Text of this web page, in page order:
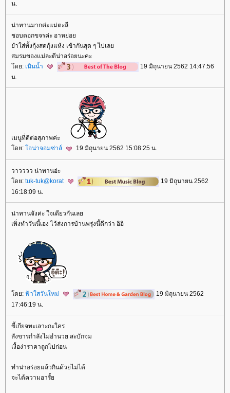
น.
น่าทานมากค่ะแม่ตะลี
ชอบดอกขจรค่ะ อาหย่อ
ำใส่ทั้งกุ้งสดกุ้งแห้ง เข้ากันสุด ๆ ไปเล
สมรมของแม่ละตีน่าอร่อยนะคะ
ดย: เนินน้ำ
19 มิถุนายน 2562 14:47:56
น.
เมนูที่ดีต่อสุภาพค่ะ
ดย: อน่าจอมซ่าส์ 19 มิถุนายน 2562 15:08:25 น.
วาวววว น่าทานอ่ะ
ดย: tuk-tuk@korat
19 มิถุนายน 2562
16:18:09 น.
น่าทานจังค่ะ ใจเดียวกันเล
เพิ่งทำวันนี้เอง ไว้ส่งการบ้านพรุ่งนี้ดีกว่า อิอิ
ดย: ฟ้าใสวันใหม่
19 มิถุนายน 2562
17:46:19 น.
ขี้เกียจทะเลาะกะใคร
สังขารกำลังไม่อำนวย สะบักจม
เงื้อง่าราคาถูกไปก่อน
ทำน่าอร่อยแล้วกินด้วยไม่ได้
จะได้ความอารั้